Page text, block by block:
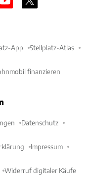
App Stellplatz-Atlas
finanzieren
Datenschutz
Impressum
Widerruf digitaler Käufe